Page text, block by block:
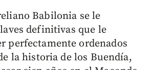
Babilonia se le
definitivas que le
perfectamente ordenados
la historia de los Buendía,